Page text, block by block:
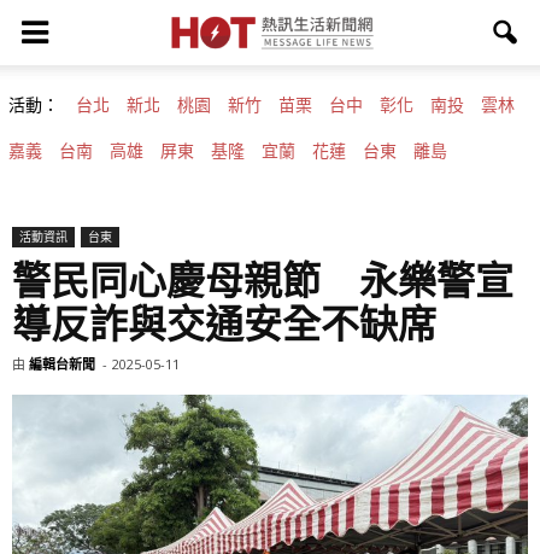
活動： 台北 新北 桃園 新竹 苗栗 台中 彰化 南投 雲林
嘉義 台南 高雄 屏東 基隆 宜蘭 花蓮 台東 離島
活動資訊 台東
警民同心慶母親節 永樂警宣
導反詐與交通安全不缺席
由 編輯台新聞 - 2025-05-11